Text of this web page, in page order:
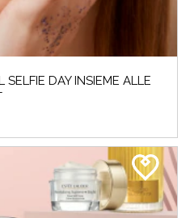
DAY INSIEME ALLE